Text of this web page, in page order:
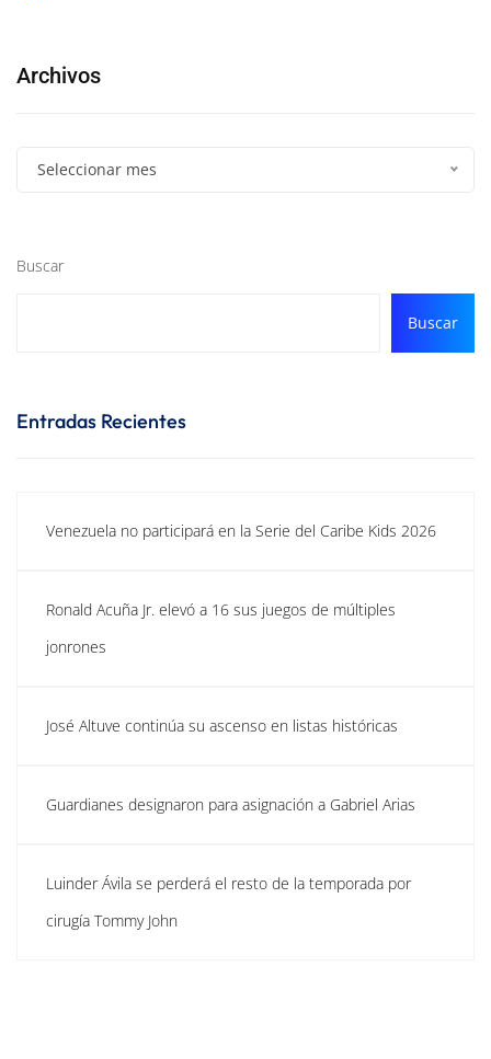
Archivos
Seleccionar mes
Buscar
Buscar
Entradas Recientes
Venezuela no participará en la Serie del Caribe Kids 2026
Ronald Acuña Jr. elevó a 16 sus juegos de múltiples
jonrones
José Altuve continúa su ascenso en listas históricas
Guardianes designaron para asignación a Gabriel Arias
Luinder Ávila se perderá el resto de la temporada por
cirugía Tommy John